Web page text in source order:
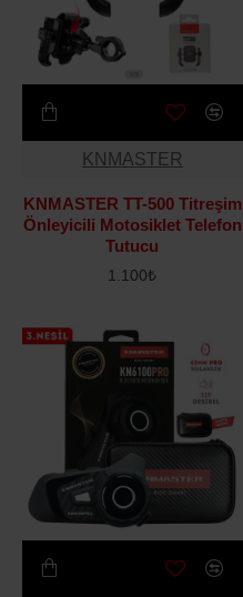
KNMASTER
KNMASTER TT-500 Titreşim
Önleyicili Motosiklet Telefon
Tutucu
1.100₺